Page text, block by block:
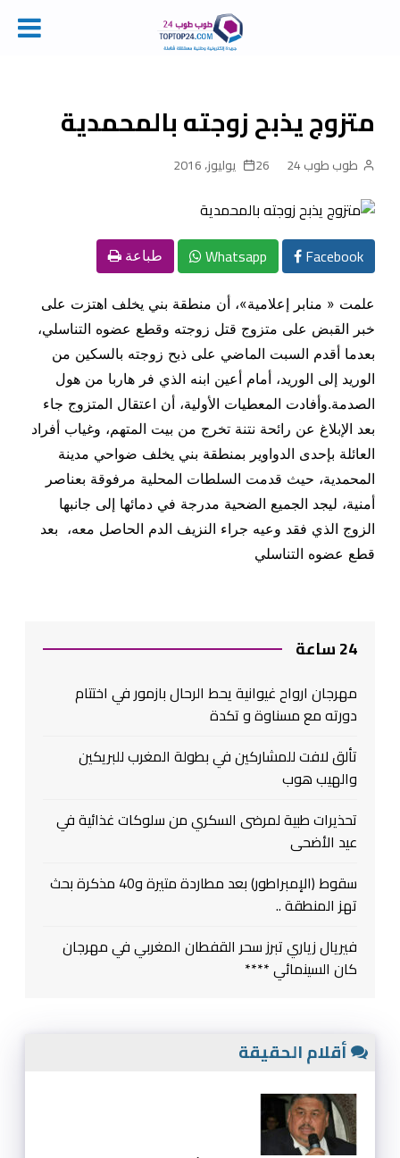
contentمتزوج يذبح زوجته بالمحمدية
طوب طوب 24 26 يوليوز، 2016
Facebook
Whatsapp طباعة
علمت « منابر إعلامية»، أن منطقة بني يخلف اهتزت على
خبر القبض على متزوج قتل زوجته وقطع عضوه التناسلي،
بعدما أقدم السبت الماضي على ذبح زوجته بالسكين من
الوريد إلى الوريد، أمام أعين ابنه الذي فر هاربا من هول
الصدمة.وأفادت المعطيات الأولية، أن اعتقال المتزوج جاء
بعد الإبلاغ عن رائحة نتنة تخرج من بيت المتهم، وغياب أفراد
العائلة بإحدى الدواوير بمنطقة بني يخلف ضواحي مدينة
المحمدية، حيث قدمت السلطات المحلية مرفوقة بعناصر
أمنية، ليجد الجميع الضحية مدرجة في دمائها إلى جانبها
الزوج الذي فقد وعيه جراء النزيف الدم الحاصل معه، بعد
قطع عضوه التناسلي
24 ساعة
مهرجان ارواح غيوانية يحط الرحال بازمور في اختتام
دورته مع مسناوة و تكدة
تألق لافت للمشاركين في بطولة المغرب للبريكين
والهيب هوب
تحذيرات طبية لمرضى السكري من سلوكات غذائية في
عيد الأضحى
سقوط (الإمبراطور) بعد مطاردة متيرة و40 مذكرة بحث
تهز المنطقة ..
فيريال زياري تبرز سحر القفطان المغربي في مهرجان
كان السينمائي ****
أقلام الحقيقة